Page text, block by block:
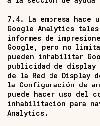
7.4. La empresa hace
Google Analytics
informes de
Google, pero no
pueden inhabilitar
publicidad de display
de la Red de Display
la Configuración de
puede hacer uso del
inhabilitación para
Analytics.